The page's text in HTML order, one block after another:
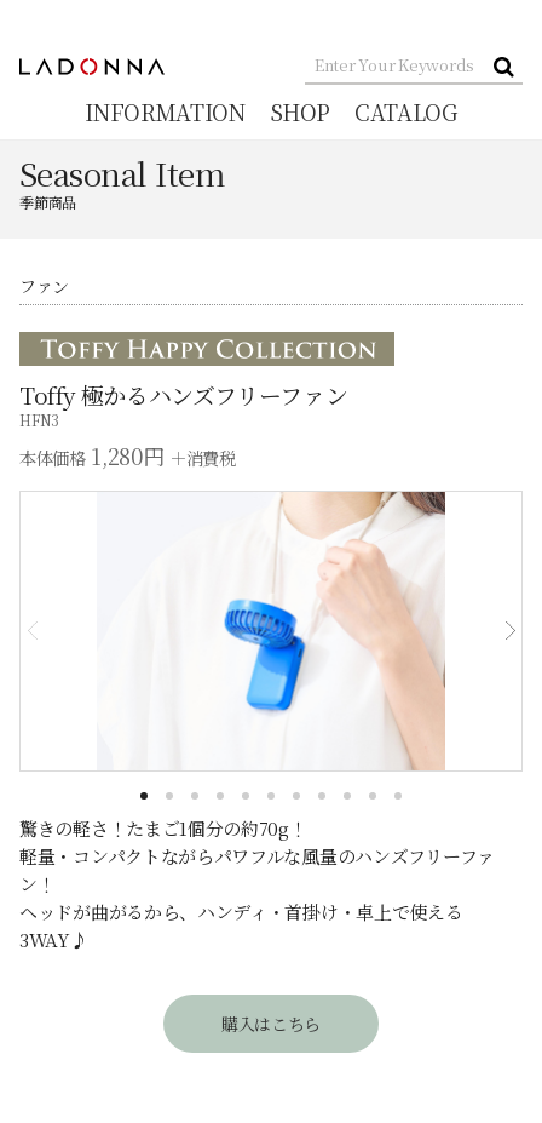
Seasonal Item
季節商品
ファン
Toffy 極かるハンズフリーファン
HFN3
本体価格1,280円 ＋消費税
驚きの軽さ！たまご1個分の約70g！
軽量・コンパクトながらパワフルな風量のハンズフリーファ
ン！
ヘッドが曲がるから、ハンディ・首掛け・卓上で使える
3WAY♪
購入はこちら
INFORMATION SHOP CATALOG